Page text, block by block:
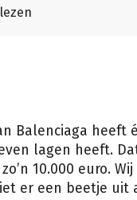
Balenciaga
lagen heeft.
10.000 euro.
er een beetje uit